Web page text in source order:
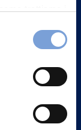
"Informativa